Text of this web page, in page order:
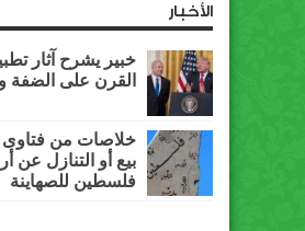
الأخبار
خبير يشرح آثار
القرن على الضفة
خلاصات من فتاوى
بيع أو التنازل عن
فلسطين للصهاينة